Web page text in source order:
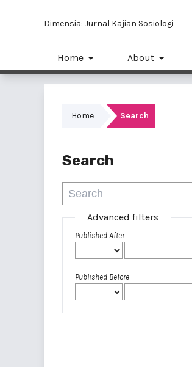
Dimensia: Jurnal Kajian Sosiologi
Home About
Home Search
Search
Advanced filters
Published After
Published Before